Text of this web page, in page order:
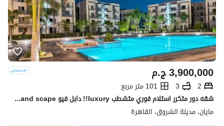
ج.م3,900,000
2
3
101 متر مربع
شقه دور متكرر استلام فوري متشطب luxury!! دابل فيو pool+land scape تقسيمه رائعه باسهل خطط سداد بدون ضغط وتقسيط 10سـ بجوا لافيستا باتيو كازا + سوان ليك
مايان، مدينة الشروق، القاهرة